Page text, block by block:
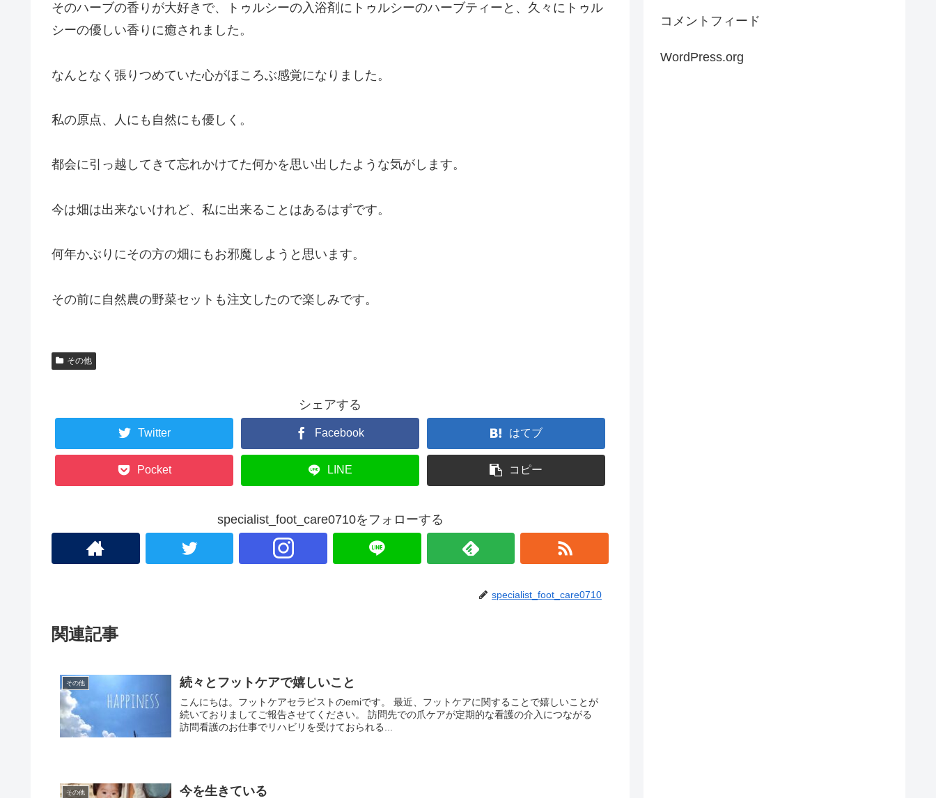
そのハーブの香りが大好きで、トゥルシーの入浴剤にトゥルシーのハーブティーと、久々にトゥル
シーの優しい香りに癒されました。
なんとなく張りつめていた心がほころぶ感覚になりました。
私の原点、人にも自然にも優しく。
都会に引っ越してきて忘れかけてた何かを思い出したような気がします。
今は畑は出来ないけれど、私に出来ることはあるはずです。
何年かぶりにその方の畑にもお邪魔しようと思います。
その前に自然農の野菜セットも注文したので楽しみです。
その他
シェアする
Twitter Facebook はてブ
Pocket LINE コピー
specialist_foot_care0710をフォローする
specialist_foot_care0710
関連記事
その他 続々とフットケアで嬉しいこと
こんにちは。フットケアセラピストのemiです。 最近、フットケアに関することで嬉しいことが
続いておりましてご報告させてください。 訪問先での爪ケアが定期的な看護の介入につながる
訪問看護のお仕事でリハビリを受けておられる...
その他 今を生きている
コメントフィード
WordPress.org